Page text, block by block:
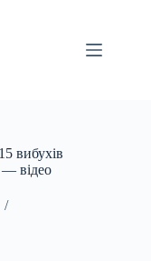
вибухів
— відео